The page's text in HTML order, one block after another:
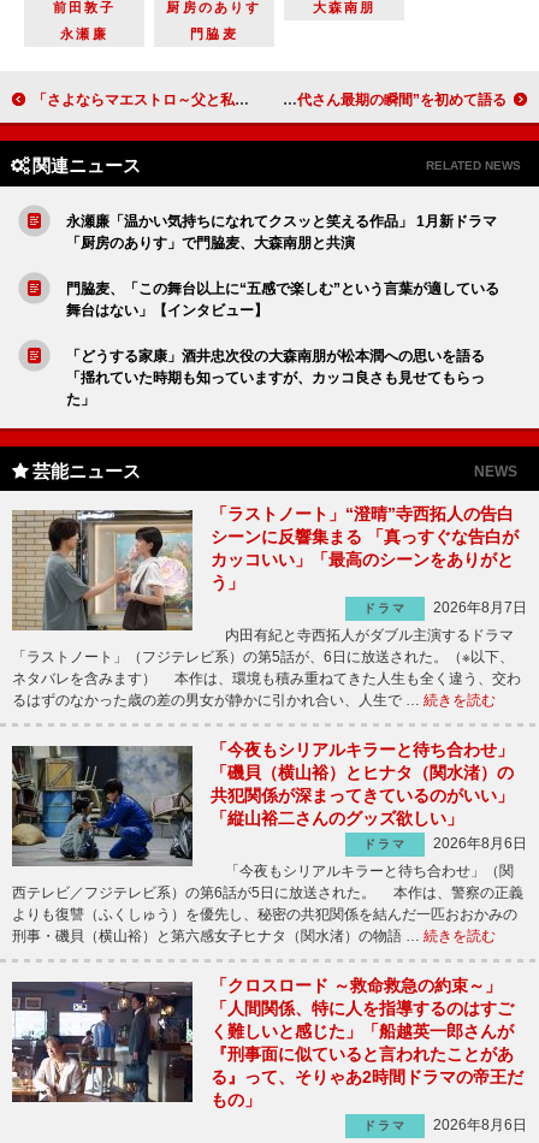
前田敦子 厨房のありす
大森南朋
永瀬廉
門脇麦
「さよならマエストロ～父と私のアパッシオナート～」 「西島さんの指揮ぶりがすごく好き」「チェロの人、浅野忠信さんとCHARAさんの息子さんなのね」 BS11「八代亜紀いい歌いい話」で八代亜紀さんの追悼企画を放送 事務所スタッフが“八代さん最期の瞬間”を初めて語る
関連ニュース RELATED NEWS
永瀬廉「温かい気持ちになれてクスッと笑える作品」 1月新ドラマ
「厨房のありす」で門脇麦、大森南朋と共演
門脇麦、「この舞台以上に“五感で楽しむ”という言葉が適している
舞台はない」【インタビュー】
「どうする家康」酒井忠次役の大森南朋が松本潤への思いを語る
「揺れていた時期も知っていますが、カッコ良さも見せてもらっ
た」
芸能ニュース NEWS
「ラストノート」“澄晴”寺西拓人の告白
シーンに反響集まる 「真っすぐな告白が
カッコいい」「最高のシーンをありがと
う」
ドラマ
2026年8月7日
内田有紀と寺西拓人がダブル主演するドラマ
「ラストノート」（フジテレビ系）の第5話が、6日に放送された。（※以下、
ネタバレを含みます） 本作は、環境も積み重ねてきた人生も全く違う、交わ
るはずのなかった歳の差の男女が静かに引かれ合い、人生で … 続きを読む
「今夜もシリアルキラーと待ち合わせ」
「磯貝（横山裕）とヒナタ（関水渚）の
共犯関係が深まってきているのがいい」
「縦山裕二さんのグッズ欲しい」
ドラマ
2026年8月6日
「今夜もシリアルキラーと待ち合わせ」（関
西テレビ／フジテレビ系）の第6話が5日に放送された。 本作は、警察の正義
よりも復讐（ふくしゅう）を優先し、秘密の共犯関係を結んだ一匹おおかみの
刑事・磯貝（横山裕）と第六感女子ヒナタ（関水渚）の物語 … 続きを読む
「クロスロード ～救命救急の約束～」
「人間関係、特に人を指導するのはすご
く難しいと感じた」「船越英一郎さんが
『刑事面に似ていると言われたことがあ
る』って、そりゃあ2時間ドラマの帝王だ
もの」
ドラマ
2026年8月6日